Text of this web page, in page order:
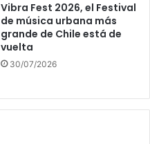
Vibra Fest 2026, el Festival
de música urbana más
grande de Chile está de
vuelta
30/07/2026